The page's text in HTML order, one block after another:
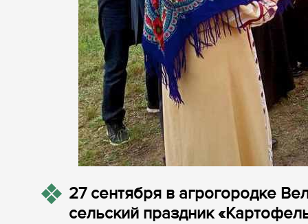
27 сентября в агрогородке
сельский праздник